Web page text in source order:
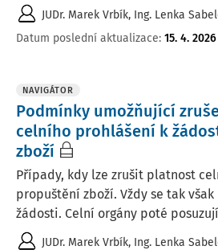
JUDr. Marek Vrbík, Ing. Lenka
Datum poslední aktualizace: 15. 4. 2026
NAVIGÁTOR
Podmínky umožňující
celního prohlášení k
zboží
Případy, kdy lze zrušit platnost
propuštění zboží. Vždy se tak
žádosti. Celní orgány poté
JUDr. Marek Vrbík, Ing. Lenka